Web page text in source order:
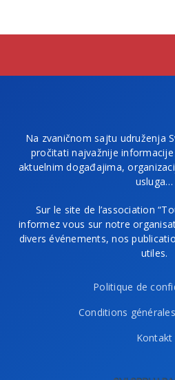
Na zvaničnom sajtu udruženja
pročitati najvažnije
aktuelnim događajima,
usluga…
Sur le site de l’association
informez vous sur notre
divers événements, nos
utiles.
Politique de
Conditions
Kontakt